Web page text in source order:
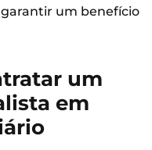
um benefício
um
em